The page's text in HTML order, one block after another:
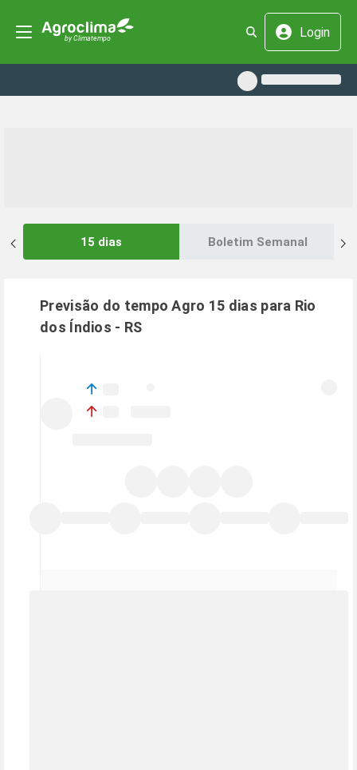
Login
15 dias Boletim Semanal
Previsão do tempo Agro 15 dias para Rio
dos Índios - RS